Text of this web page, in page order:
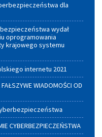
dla
wydał
oprogramowania
krajowego systemu
internetu 2021
WIADOMOŚCI OD
CYBERBEZPIECZEŃSTWA